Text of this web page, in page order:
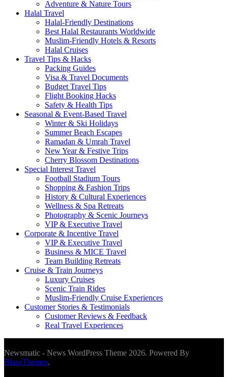
Adventure & Nature Tours
Halal Travel
Halal-Friendly Destinations
Best Halal Restaurants Worldwide
Muslim-Friendly Hotels & Resorts
Halal Cruises
Travel Tips & Hacks
Packing Guides
Visa & Travel Documents
Budget Travel Tips
Flight Booking Hacks
Safety & Health Tips
Seasonal & Event-Based Travel
Winter & Ski Holidays
Summer Beach Escapes
Ramadan & Umrah Travel
New Year & Festive Trips
Cherry Blossom Destinations
Special Interest Travel
Football Stadium Tours
Shopping & Fashion Trips
History & Cultural Experiences
Wellness & Spa Retreats
Photography & Scenic Journeys
VIP & Executive Travel
Corporate & Incentive Travel
VIP & Executive Travel
Business & MICE Travel
Team Building Retreats
Cruise & Train Journeys
Luxury Cruises
Scenic Train Rides
Muslim-Friendly Cruise Experiences
Customer Stories & Testimonials
Customer Reviews & Feedback
Real Travel Experiences
Newsmatic - News WordPress Theme 2026. Powered By
BlazeThemes.